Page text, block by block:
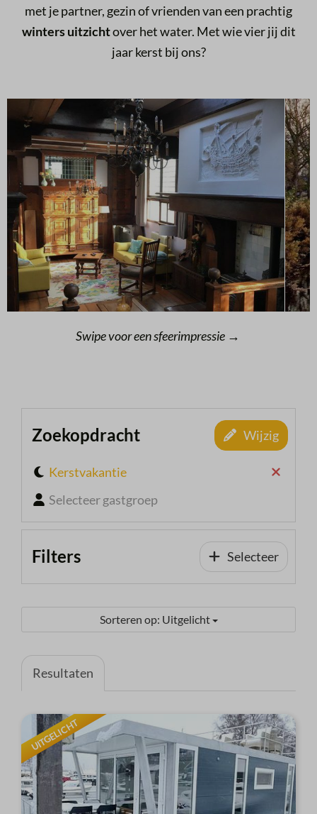
met je partner, gezin of vrienden van een prachtig
winters uitzichtover het water. Met wie vier jij dit
jaar kerst bij ons?
Swipe voor een sfeerimpressie →
Zoekopdracht Wijzig
Kerstvakantie
Selecteer gastgroep
Filters Selecteer
Sorteren op: Uitgelicht
Resultaten
UITGELICHT